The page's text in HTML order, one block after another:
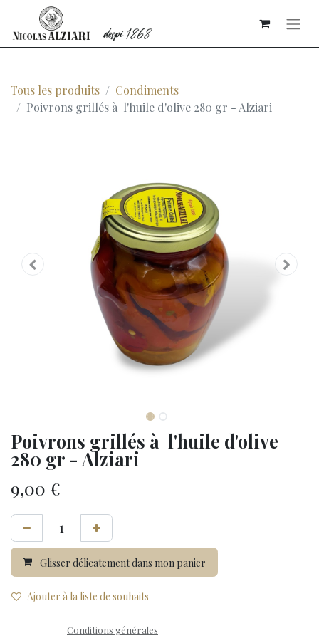
Tous les produits
Condiments
Poivrons grillés à l'huile d'olive 280 gr - Alziari
Poivrons grillés à l'huile d'olive
280 gr - Alziari
9,00 €
Glisser délicatement dans mon panier
Ajouter à la liste de souhaits
Conditions générales